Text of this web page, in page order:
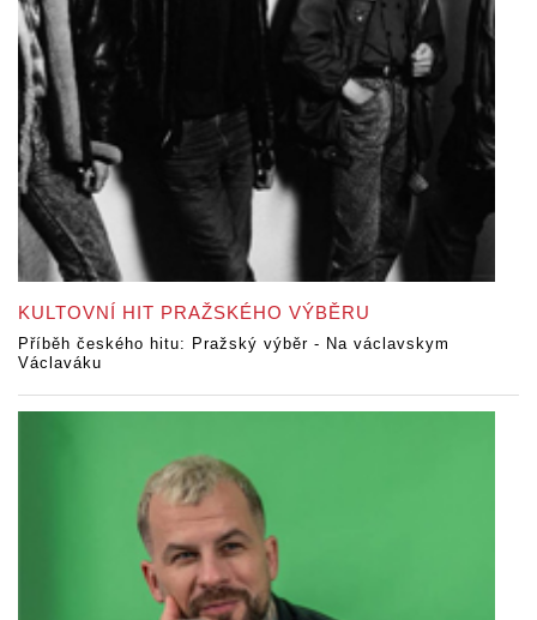
KULTOVNÍ HIT PRAŽSKÉHO VÝBĚRU
Příběh českého hitu: Pražský výběr - Na václavskym
Václaváku